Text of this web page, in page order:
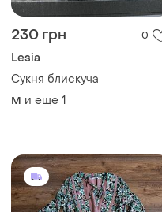
230 грн 0
Lesia
Сукня блискуча
M и еще 1